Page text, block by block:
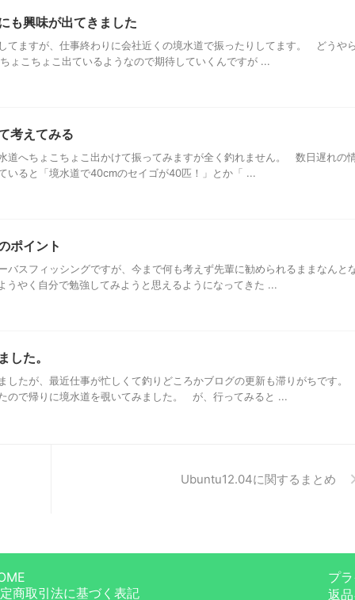
も興味が出てきました
てますが、仕事終わりに会社近くの境水道で振ったりしてます。 どうやら
ょこちょこ出ているようなので期待していくんですが ...
考えてみる
道へちょこちょこ出かけて振ってみますが全く釣れません。 数日遅れの
いると「境水道で40cmのセイゴが40匹！」とか「 ...
ポイント
バスフィッシングですが、今まで何も考えず先輩に勧められるままなんと
やく自分で勉強してみようと思えるようになってきた ...
した。
たが、最近仕事が忙しくて釣りどころかブログの更新も滞りがちです。
ので帰りに境水道を覗いてみました。 が、行ってみると ...
Ubuntu12.04に関するまとめ
商取引法に基づく表記
プ
返